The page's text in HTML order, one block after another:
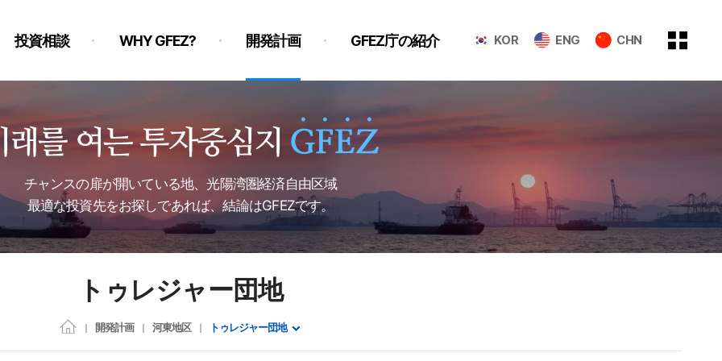
KOR ENG CHN
投資相談 WHY GFEZ? 開発計画 GFEZ庁の紹介
チャンスの扉が開いている地、光陽湾圏経済自由区域
最適な投資先をお探しであれば、結論はGFEZです。
トゥレジャー団地
開発計画 河東地区 トゥレジャー団地